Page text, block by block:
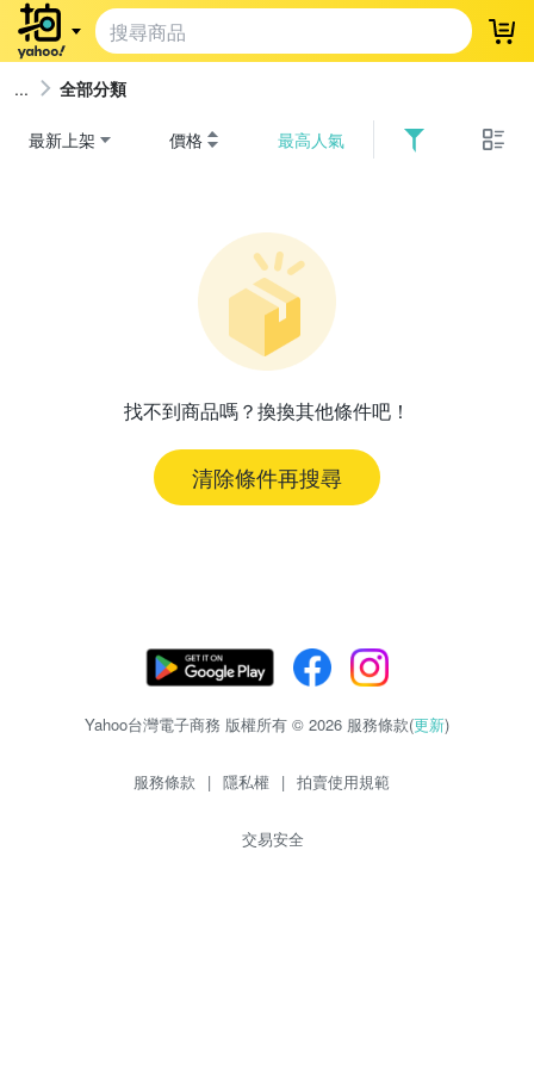
登
全部分類
最新上架 價格 最高人氣
找不到商品嗎？換換其他條件吧！
清除條件再搜尋
Yahoo台灣電子商務 版權所有 © 2026 服務條款(更新)
服務條款 | 隱私權 | 拍賣使用規範
交易安全